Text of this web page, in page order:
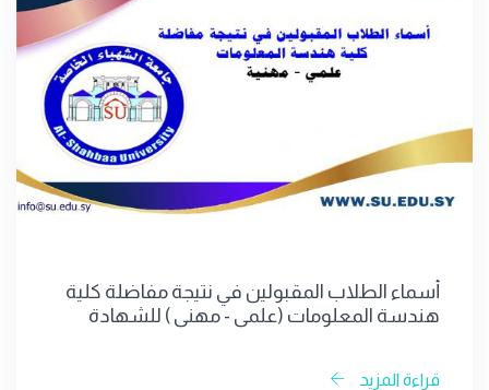
أسماء الطلاب المقبولين في نتيجة مفاضلة كلية
هندسة المعلومات (علمي - مهني ) للشهادة
قراءة المزيد